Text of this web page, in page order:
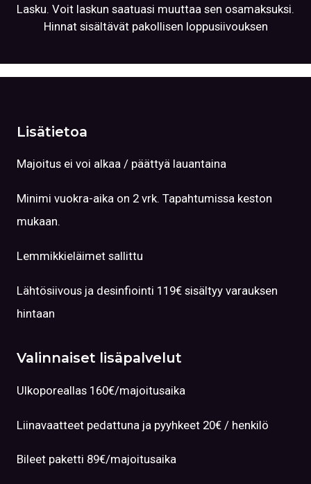
Lasku. Voit laskun saatuasi muuttaa sen osamaksuksi.
Hinnat sisältävät pakollisen loppusiivouksen
Lisätietoa
Majoitus ei voi alkaa / päättyä lauantaina
Minimi vuokra-aika on 2 vrk. Tapahtumissa keston
mukaan.
Lemmikkieläimet sallittu
Lähtösiivous ja desinfiointi 119€ sisältyy varauksen
hintaan
Valinnaiset lisäpalvelut
Ulkoporeallas 160€/majoitusaika
Liinavaatteet pedattuna ja pyyhkeet 20€ / henkilö
Bileet paketti 89€/majoitusaika